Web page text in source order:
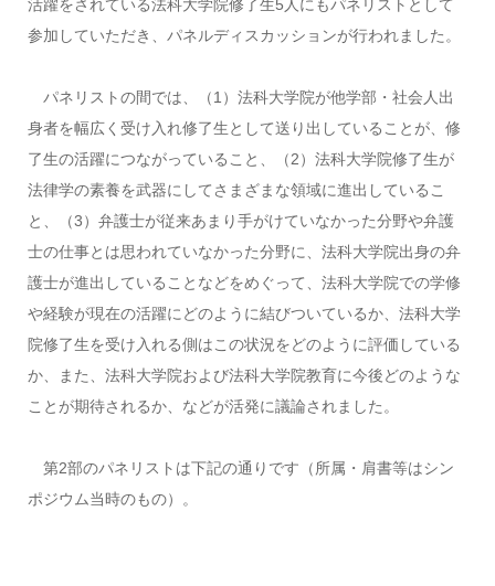
活躍をされている法科大学院修了生5人にもパネリストとして
参加していただき、パネルディスカッションが行われました。
パネリストの間では、（1）法科大学院が他学部・社会人出
身者を幅広く受け入れ修了生として送り出していることが、修
了生の活躍につながっていること、（2）法科大学院修了生が
法律学の素養を武器にしてさまざまな領域に進出しているこ
と、（3）弁護士が従来あまり手がけていなかった分野や弁護
士の仕事とは思われていなかった分野に、法科大学院出身の弁
護士が進出していることなどをめぐって、法科大学院での学修
や経験が現在の活躍にどのように結びついているか、法科大学
院修了生を受け入れる側はこの状況をどのように評価している
か、また、法科大学院および法科大学院教育に今後どのような
ことが期待されるか、などが活発に議論されました。
第2部のパネリストは下記の通りです（所属・肩書等はシン
ポジウム当時のもの）。